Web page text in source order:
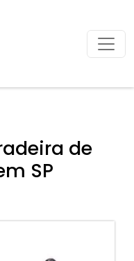
de
SP